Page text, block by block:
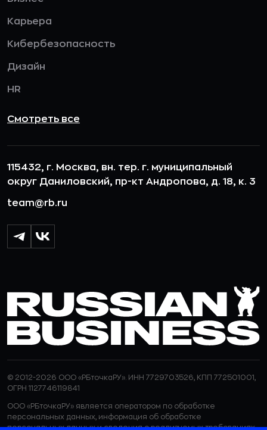
Карьера
Кибербезопасность
Дизайн
HR
Смотреть все
115432, г. Москва, вн. тер. г. муниципальный
округ Даниловский, пр-кт Андропова, д. 18, к. 3
team@rb.ru
© 2012-2026 ООО «РБточкаРУ». ИНН 7729703526, КПП 772501001,
ОГРН 1127746119841
ООО «РБточкаРУ» является оператором по обработке
персональных данных, информация об обработке
персональных данных и сведения о реализуемых требованиях